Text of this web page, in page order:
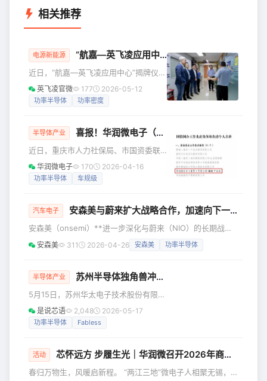
相关推荐
电源新能源 “航嘉—英飞凌应用中心”正式揭牌，双方开启深度合作新篇章
近日，“航嘉—英飞凌应用中心”揭牌仪式
在航嘉办公楼隆重举行。英飞凌科技副
总裁，英飞凌消费、计算与通讯业务大
务团队、诠鼎科技股份有限公司副总经
重要时刻。 携手共进，开启合作新阶段
通过应用中心，英飞凌将凭借自身的全
球应用洞察、器件选型经验、参考设计
作，帮助在PC电源、
英飞凌官微 177 2026-05-12
功率半导体 功率密度
半导体产业 喜报！华润微电子（重庆）有限公司 MOS产品线荣获“国资国企工作先进集体”称号
近日，重庆市人力社保局、市国资委联
合发布《关于表彰国资国企工作先进集
体和先进个人的决定》（以下简称决
职工干事创业的热情，凝聚深化改革的
定，授予91个集体“国资国企工作先进集
体”称号，191名个人“国资国企工作先进
（PIBG）旗下华润微电子（重庆）有限
公司MOS
华润微电子 170 2026-04-16
功率半导体 车规级
汽车电子 安森美与蔚来扩大战略合作，加速向下一代900V电动汽车平台演进
安森美（onsemi）**进一步深化与蔚来（NIO）的长期战略
合作，助力蔚来加速向下一代900V 高压电动汽车平台转型。
北京国际车展首次亮相。 新闻要点 EliteSiC技术已应用于蔚
上，进一步深化工程与系统级
安森美 311 2026-04-26 安森美 功率半导体
半导体产业 苏州半导体独角兽冲刺科创板IPO！
5月15日，苏州华太电子技术股份有限公
司科创板IPO正式获得上交所受理，这家
深耕半导体领域十余年的本土企业，正
焦射频、功率半导体核心赛道，产品广
公开资料显示，华太电子成立于2010
是说芯语 2,048 2026-05-17
功率半导体 Fabless
活动 芯怀远方 步履生光｜华润微召开2026年商业计划宣贯暨业绩合同签约大会
春归万物生，风暖启新程。 “两江三地”微电子人相聚无锡，